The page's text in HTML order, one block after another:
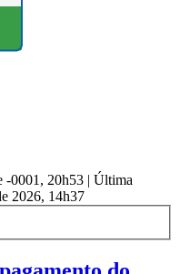
-0001, 20h53 | Última
2026, 14h37